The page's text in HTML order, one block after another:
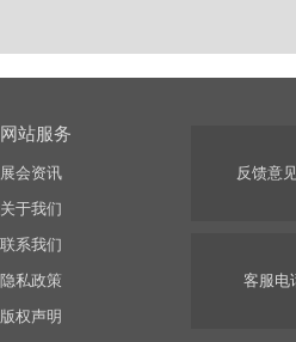
网站服务
展会资讯
关于我们
联系我们
隐私政策
版权声明
反馈意
客服电